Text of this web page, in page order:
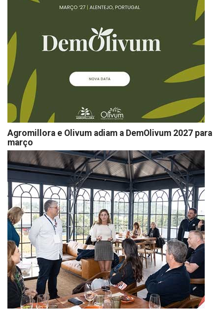
Agromillora e Olivum adiam a DemOlivum 2027 para
março